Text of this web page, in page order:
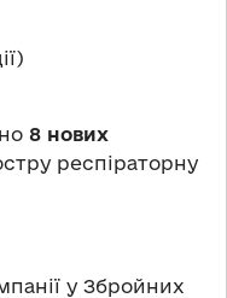
8 нових
респіраторну
у Збройних